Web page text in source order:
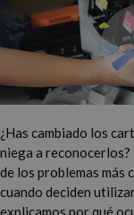
¿Has cambiado los
niega a reconocerlos?
de los problemas más
cuando deciden
explicamos por qué